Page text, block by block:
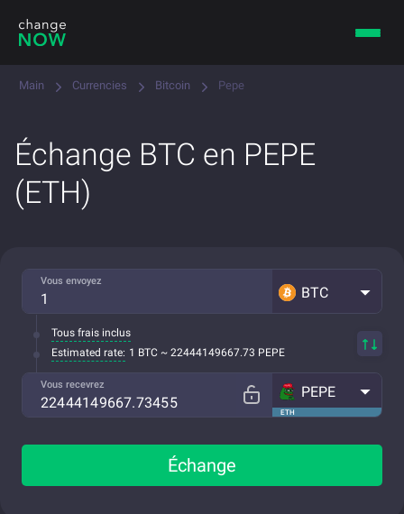
Main Currencies Bitcoin Pepe
Échange BTC en PEPE
(ETH)
Vous envoyez
BTC
Tous frais inclus
Estimated rate: 1 BTC ~ 22444149667.73 PEPE
Vous recevrez
ETH
PEPE
Échange